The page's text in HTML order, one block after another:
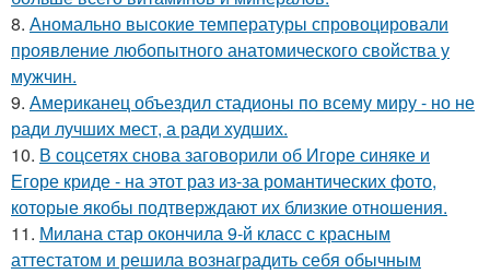
8. Аномально высокие температуры спровоцировали
проявление любопытного анатомического свойства у
мужчин.
9. Американец объездил стадионы по всему миру - но не
ради лучших мест, а ради худших.
10. В соцсетях снова заговорили об Игоре синяке и
Егоре криде - на этот раз из-за романтических фото,
которые якобы подтверждают их близкие отношения.
11. Милана стар окончила 9-й класс с красным
аттестатом и решила вознаградить себя обычным